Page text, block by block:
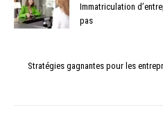
Immatriculation
pas
Stratégies gagnantes pour les